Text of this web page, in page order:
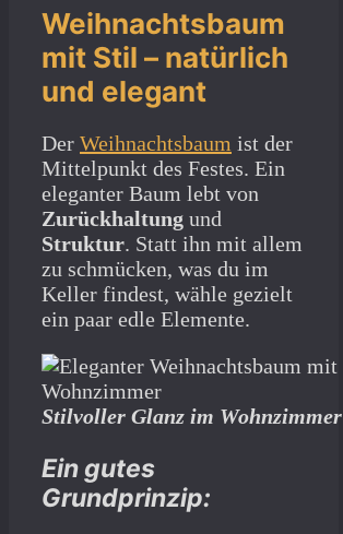
Weihnachtsbaum
mit Stil – natürlich
und elegant
Der Weihnachtsbaum ist der
Mittelpunkt des Festes. Ein
eleganter Baum lebt von
Zurückhaltung und
Struktur. Statt ihn mit allem
zu schmücken, was du im
Keller findest, wähle gezielt
ein paar edle Elemente.
Stilvoller Glanz im Wohnzimmer
Ein gutes
Grundprinzip: